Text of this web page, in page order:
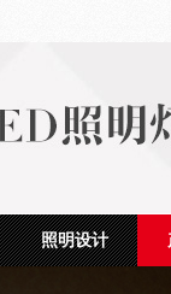
照明设计